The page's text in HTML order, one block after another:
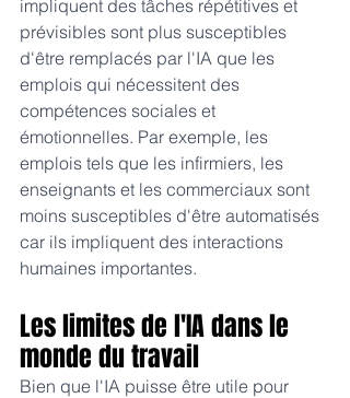
impliquent des tâches répétitives et
prévisibles sont plus susceptibles
d'être remplacés par l'IA que les
emplois qui nécessitent des
compétences sociales et
émotionnelles. Par exemple, les
emplois tels que les infirmiers, les
enseignants et les commerciaux sont
moins susceptibles d'être automatisés
car ils impliquent des interactions
humaines importantes.
Les limites de l'IA dans le
monde du travail
Bien que l'IA puisse être utile pour